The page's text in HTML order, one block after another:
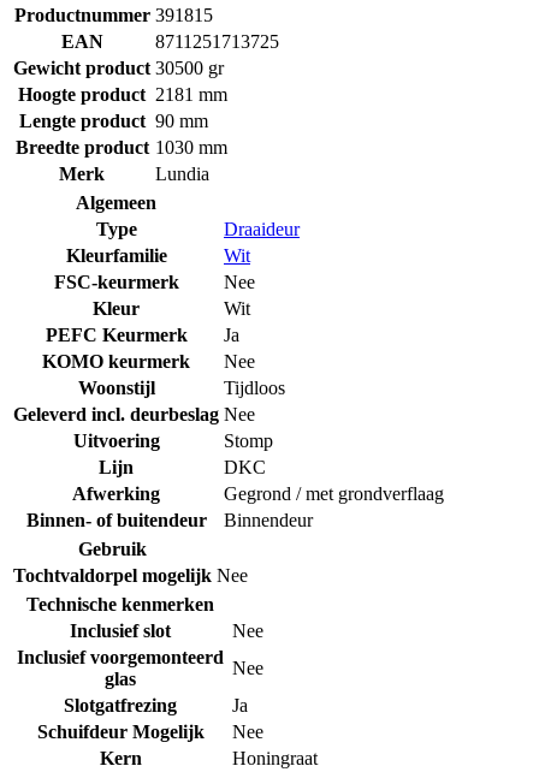
Productnummer 391815
EAN
8711251713725
Gewicht product 30500 gr
Hoogte product 2181 mm
Lengte product 90 mm
Breedte product 1030 mm
Merk
Lundia
Algemeen
Type
Draaideur
Kleurfamilie
Wit
FSC-keurmerk
Nee
Kleur
Wit
PEFC Keurmerk
Ja
KOMO keurmerk
Nee
Woonstijl
Tijdloos
Geleverd incl. deurbeslag Nee
Uitvoering
Stomp
Lijn
DKC
Afwerking
Gegrond / met grondverflaag
Binnen- of buitendeur
Binnendeur
Gebruik
Tochtvaldorpel mogelijk Nee
Technische kenmerken
Inclusief slot
Nee
Inclusief voorgemonteerd
glas
Nee
Slotgatfrezing
Ja
Schuifdeur Mogelijk
Nee
Kern
Honingraat